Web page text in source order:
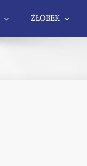
ŻŁOBEK